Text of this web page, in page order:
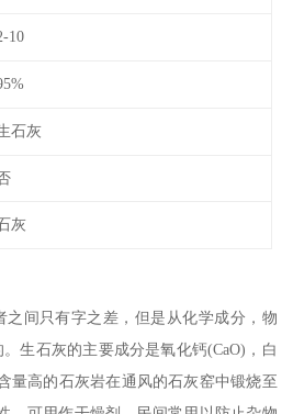
10
石灰
灰
之间只有字之差，但是从化学成分，物
生石灰的主要成分是氧化钙(CaO)，白
量高的石灰岩在通风的石灰窑中锻烧至